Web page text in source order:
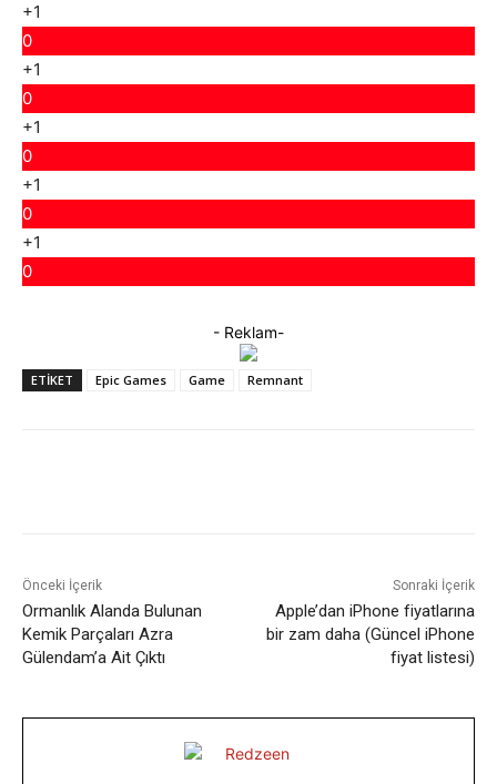
+1
0
+1
0
+1
0
+1
0
+1
0
- Reklam-
ETIKET Epic Games Game Remnant
Önceki İçerik
Ormanlık Alanda Bulunan
Kemik Parçaları Azra
Gülendam’a Ait Çıktı
Sonraki İçerik
Apple’dan iPhone fiyatlarına
bir zam daha (Güncel iPhone
fiyat listesi)